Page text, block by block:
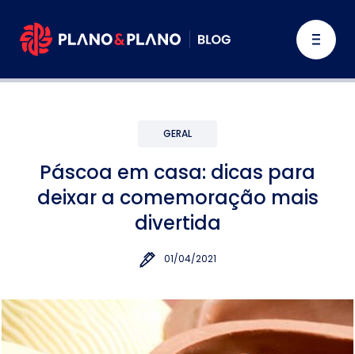
GERAL
Páscoa em casa: dicas para
deixar a comemoração mais
divertida
01/04/2021